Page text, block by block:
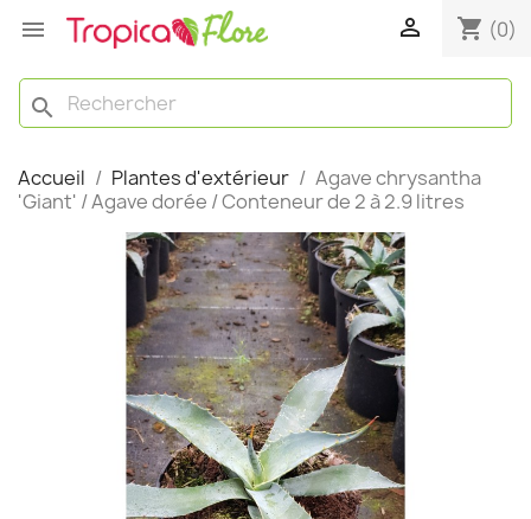
  shopping_cart (0)
search
Accueil Plantes d'extérieur
Agave chrysantha
'Giant' / Agave dorée / Conteneur de 2 à 2.9 litres